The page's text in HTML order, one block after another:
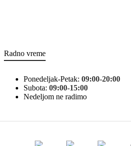
Radno vreme
Ponedeljak-Petak: 09:00-20:00
Subota: 09:00-15:00
Nedeljom ne radimo